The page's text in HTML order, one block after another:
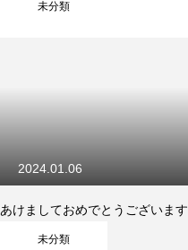
未分類
あけましておめでとうございます
2024.01.06
未分類